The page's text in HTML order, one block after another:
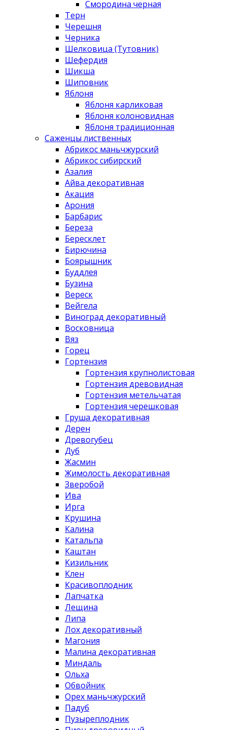
Смородина черная
Терн
Черешня
Черника
Шелковица (Тутовник)
Шефердия
Шикша
Шиповник
Яблоня
Яблоня карликовая
Яблоня колоновидная
Яблоня традиционная
Саженцы лиственных
Абрикос маньчжурский
Абрикос сибирский
Азалия
Айва декоративная
Акация
Арония
Барбарис
Береза
Бересклет
Бирючина
Боярышник
Буддлея
Бузина
Вереск
Вейгела
Виноград декоративный
Восковница
Вяз
Горец
Гортензия
Гортензия крупнолистовая
Гортензия древовидная
Гортензия метельчатая
Гортензия черешковая
Груша декоративная
Дерен
Древогубец
Дуб
Жасмин
Жимолость декоративная
Зверобой
Ива
Ирга
Крушина
Калина
Катальпа
Каштан
Кизильник
Клен
Красивоплодник
Лапчатка
Лещина
Липа
Лох декоративный
Магония
Малина декоративная
Миндаль
Ольха
Обвойник
Орех маньчжурский
Падуб
Пузыреплодник